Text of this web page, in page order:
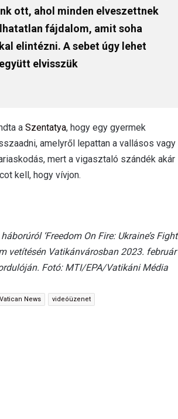
ott, ahol minden elveszettnek
fájdalom, amit soha
elintézni. A sebet úgy lehet
elvisszük
a Szentatya, hogy egy gyermek
amelyről lepattan a vallásos vagy
mert a vigasztaló szándék akár
kell, hogy vívjon.
‘Freedom On Fire: Ukraine’s Fight
vetítésén Vatikánvárosban 2023. február
Fotó: MTI/EPA/Vatikáni Média
Vatican News videóüzenet